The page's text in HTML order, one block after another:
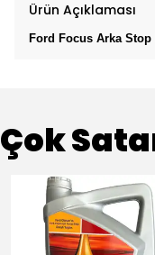
Ürün Açıklaması
Ford Focus Arka Stop
Çok